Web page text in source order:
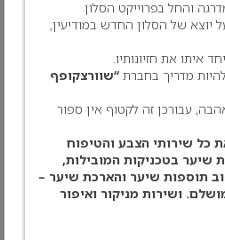
והחל בפרוייקט הסלון
יוצא של הסלון החדש במודיעין,
איתו את חזיונותיו.
“שוורצקופף
עבורכן זה לקטוף אין ספור
כל שירותי הצבע והטיפוח
שיער בטכניקות המובילות,
תוספות שיער והארכת שיער –
ושירות מניקור ואיפור